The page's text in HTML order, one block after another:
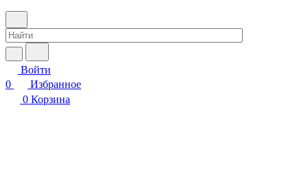
Войти
0
Избранное
0 Корзина